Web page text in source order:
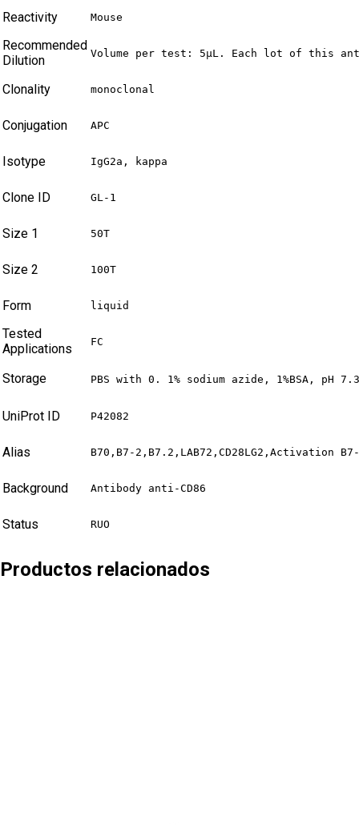
Reactivity Mouse
Recommended
Dilution
Volume per test: 5μL. Each lot of this
Clonality monoclonal
Conjugation APC
Isotype IgG2a, kappa
Clone ID GL-1
Size 1 50T
Size 2 100T
Form liquid
Tested
Applications
FC
Storage PBS with 0. 1% sodium azide, 1%BSA,
UniProt ID P42082
Alias B70,B7-2,B7.2,LAB72,CD28LG2,Activation
Background Antibody anti-CD86
Status RUO
Productos relacionados